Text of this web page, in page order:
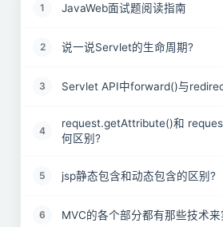
1 JavaWeb面试题阅读指南
2 说一说Servlet的生命周期?
3 Servlet API中forward()与
4
request.getAttribute()和
何区别?
5 jsp静态包含和动态包含的区别?
6 MVC的各个部分都有那些技术